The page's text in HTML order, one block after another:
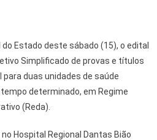
do Estado deste sábado (15), o edital
Simplificado de provas e títulos
duas unidades de saúde
determinado, em Regime
(Reda).
Hospital Regional Dantas Bião